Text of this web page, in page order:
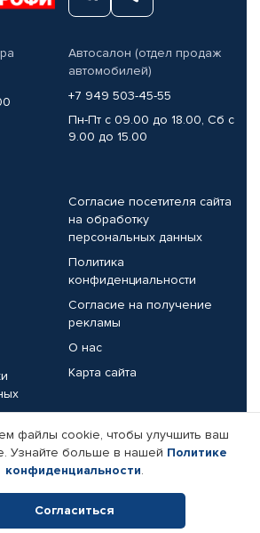
Автосалон (отдел продаж
автомобилей)
+7 949 503-45-55
Пн-Пт с 09.00 до 18.00, Сб с
9.00 до 15.00
Согласие посетителя сайта
на обработку
персональных данных
Политика
конфиденциальности
Согласие на получение
рекламы
О нас
Карта сайта
Реквизиты компании
файлы cookie, чтобы улучшить ваш
Узнайте больше в нашей Политике
конфиденциальности.
Согласиться